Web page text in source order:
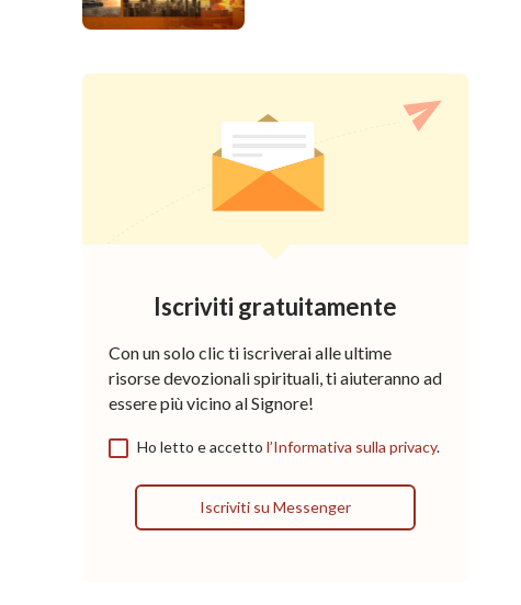
Iscriviti gratuitamente
Con un solo clic ti iscriverai alle ultime
risorse devozionali spirituali, ti aiuteranno ad
essere più vicino al Signore!
Ho letto e accetto l’Informativa sulla privacy.
Iscriviti su Messenger